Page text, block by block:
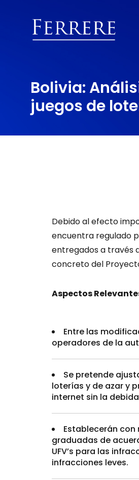
Bolivia:
juegos de
Debido al efecto
encuentra regulado
entregados a través
concreto del Proyecto
Aspectos
Entre las
operadores de la
Se pretende
loterías y de azar y
internet sin la
Establecerán
graduadas de
UFV’s para las
infracciones leves.